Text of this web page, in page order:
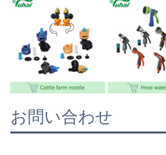
お問い合わせ